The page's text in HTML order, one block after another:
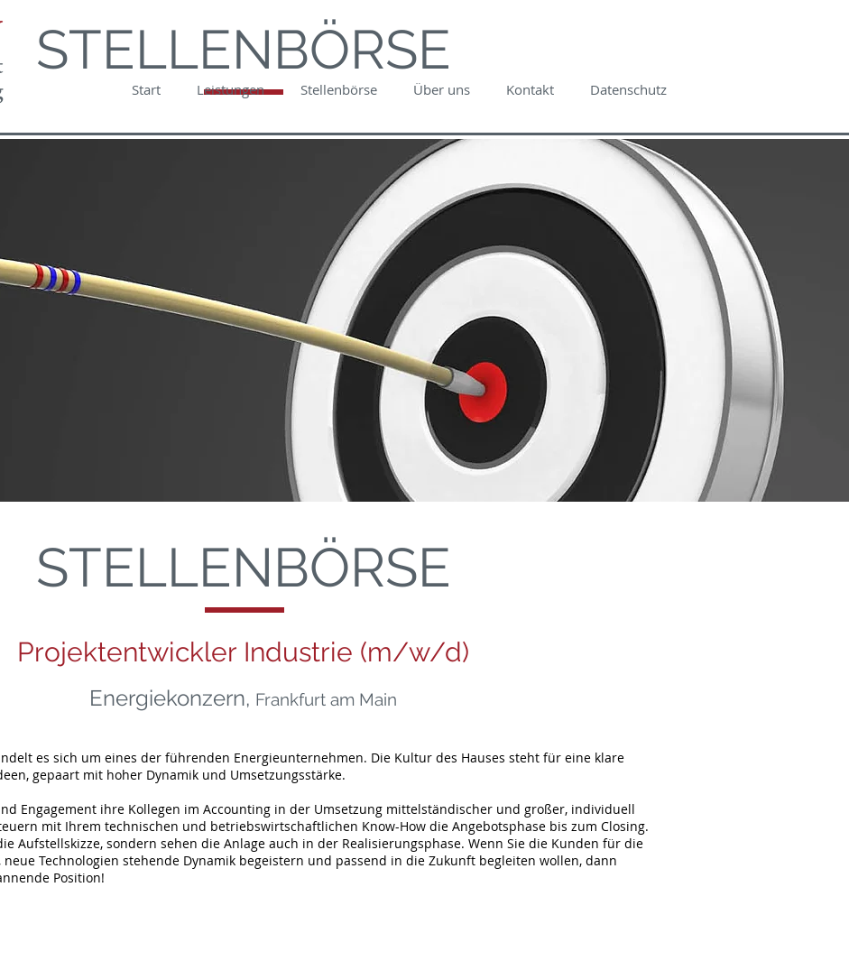
Start Leistungen Stellenbörse Über uns Kontakt Datenschutz
STELLENBÖRSE
STELLENBÖRSE
Projektentwickler Industrie (m/w/d)
Energiekonzern, Frankfurt am Main
es sich um eines der führenden Energieunternehmen. Die Kultur des Hauses steht für eine klare
gepaart mit hoher Dynamik und Umsetzungsstärke.
Engagement ihre Kollegen im Accounting in der Umsetzung mittelständischer und großer, individuell
mit Ihrem technischen und betriebswirtschaftlichen Know-How die Angebotsphase bis zum Closing.
Aufstellskizze, sondern sehen die Anlage auch in der Realisierungsphase. Wenn Sie die Kunden für die
Technologien stehende Dynamik begeistern und passend in die Zukunft begleiten wollen, dann
Position!